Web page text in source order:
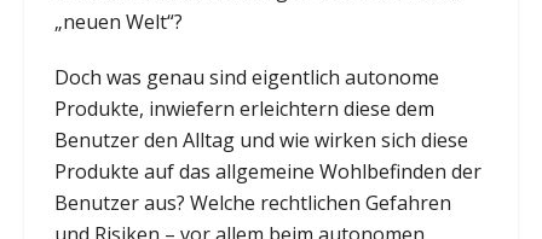
„neuen Welt“?
Doch was genau sind eigentlich autonome
Produkte, inwiefern erleichtern diese dem
Benutzer den Alltag und wie wirken sich diese
Produkte auf das allgemeine Wohlbefinden der
Benutzer aus? Welche rechtlichen Gefahren